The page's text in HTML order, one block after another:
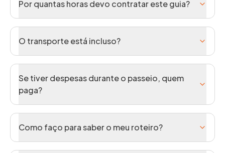
Por quantas horas devo contratar este guia?
O transporte está incluso?
Se tiver despesas durante o passeio, quem
paga?
Como faço para saber o meu roteiro?